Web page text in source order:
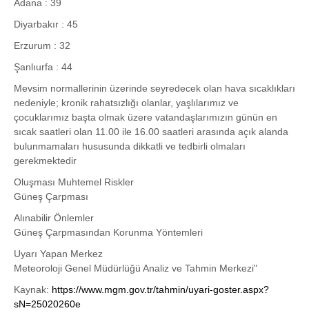
Adana : 39
Diyarbakır : 45
Erzurum : 32
Şanlıurfa : 44
Mevsim normallerinin üzerinde seyredecek olan hava sıcaklıkları
nedeniyle; kronik rahatsızlığı olanlar, yaşlılarımız ve
çocuklarımız başta olmak üzere vatandaşlarımızın günün en
sıcak saatleri olan 11.00 ile 16.00 saatleri arasında açık alanda
bulunmamaları hususunda dikkatli ve tedbirli olmaları
gerekmektedir
Oluşması Muhtemel Riskler
Güneş Çarpması
Alınabilir Önlemler
Güneş Çarpmasından Korunma Yöntemleri
Uyarı Yapan Merkez
Meteoroloji Genel Müdürlüğü Analiz ve Tahmin Merkezi"
Kaynak: https://www.mgm.gov.tr/tahmin/uyari-goster.aspx?
sN=25020260e